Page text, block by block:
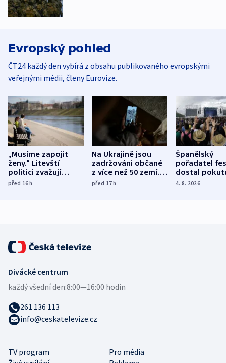
Evropský pohled
ČT24 každý den vybírá z obsahu publikovaného evropskými
veřejnými médii, členy Eurovize.
„Musíme zapojit
ženy.“ Litevští
politici zvažují
dohodu o
před 16h
Na Ukrajině jsou
zadržováni občané
z více než 50 zemí.
Bojovali na straně
před 17h
Španělský
pořadatel
dostal
nekalé
4. 8. 2026
TV program
Pro média
Divácké centrum
každý všední den:8:00—16:00 hodin
261 136 113
info@ceskatelevize.cz